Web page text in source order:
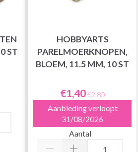
ST
HOBBYARTS
PARELMOERKNOPEN,
BLOEM, 11.5 MM, 10 ST
€1,40€2,80
Aanbieding verloopt
31/08/2026
Aantal